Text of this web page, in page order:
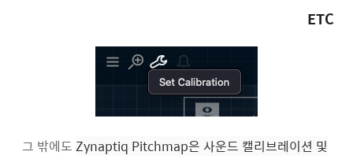
ETC
그 밖에도 Zynaptiq Pitchmap은 사운드 캘리브레이션 및